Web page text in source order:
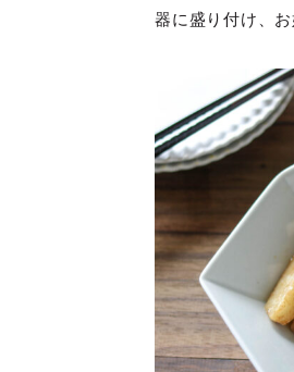
器に盛り付け、